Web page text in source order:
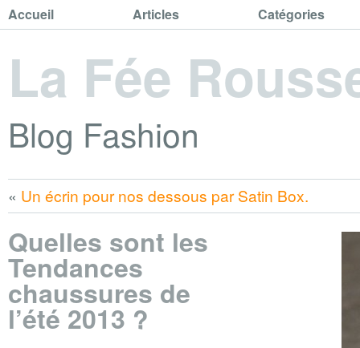
Accueil Articles Catégories
La Fée
Blog Fashion
« Un écrin pour nos dessous par Satin Box.
Quelles sont les
Tendances
chaussures de
l’été 2013 ?